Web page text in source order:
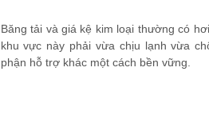
Băng tải và giá kệ kim loại thường có
khu vực này phải vừa chịu lạnh vừa
phận hỗ trợ khác một cách bền vững.